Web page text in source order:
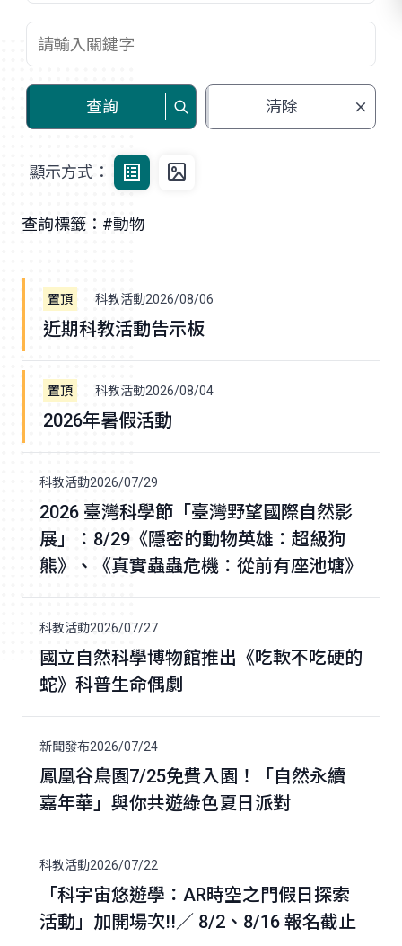
查詢 清除
顯示方式：
查詢標籤：#動物
2026/08/06
科教活動
近期科教活動告示板
2026/08/04
科教活動
2026年暑假活動
2026/07/29
科教活動
2026 臺灣科學節「臺灣野望國際自然影
展」：8/29《隱密的動物英雄：超級狗
熊》、《真實蟲蟲危機：從前有座池塘》
2026/07/27
科教活動
國立自然科學博物館推出《吃軟不吃硬的
蛇》科普生命偶劇
2026/07/24
新聞發布
鳳凰谷鳥園7/25免費入園！「自然永續
嘉年華」與你共遊綠色夏日派對
2026/07/22
科教活動
「科宇宙悠遊學：AR時空之門假日探索
活動」加開場次!!／ 8/2、8/16 報名截止